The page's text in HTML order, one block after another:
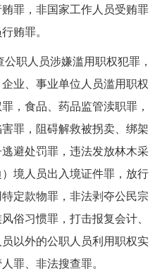
罪，非国家工作人员受贿罪
贿罪。
职人员涉嫌滥用职权犯罪，
业、事业单位人员滥用职权
，食品、药品监管渎职罪，
罪，阻碍解救被拐卖、绑架
避处罚罪，违法发放林木采
境人员出入境证件罪，放行
定款物罪，非法剥夺公民宗
俗习惯罪，打击报复会计、
以外的公职人员利用职权实
罪、非法搜查罪。